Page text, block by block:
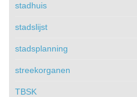
stadhuis
stadslijst
stadsplanning
streekorganen
TBSK